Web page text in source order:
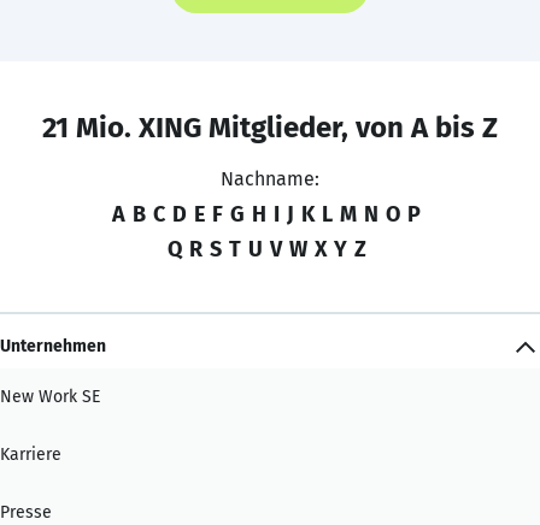
21 Mio. XING Mitglieder, von A bis Z
Nachname:
A B C D E F G H I J K L M N O P
Q R S T U V W X Y Z
Unternehmen
New Work SE
Karriere
Presse